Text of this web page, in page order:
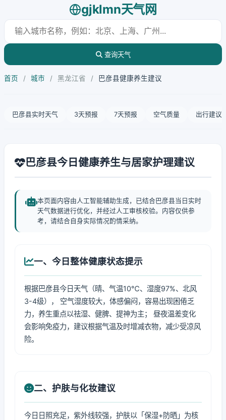
gjklmn天气网
查询天气
首页 / 城市 / 黑龙江省 / 巴彦县健康养生建议
巴彦县实时天气 3天预报 7天预报 空气质量 出行建议
巴彦县今日健康养生与居家护理建议
本页面内容由人工智能辅助生成，已结合巴彦县当日实时
天气数据进行优化，并经过人工审核校验。内容仅供参
考，请结合自身实际情况酌情采纳。
一、今日整体健康状态提示
根据巴彦县今日天气（晴、气温10℃、湿度97%、北风
3-4级）， 空气湿度较大，体感偏闷，容易出现困倦乏
力，养生重点以祛湿、健脾、提神为主； 昼夜温差变化
会影响免疫力，建议根据气温及时增减衣物，减少受凉风
险。
二、护肤与化妆建议
今日日照充足，紫外线较强，护肤以「保湿+防晒」为核